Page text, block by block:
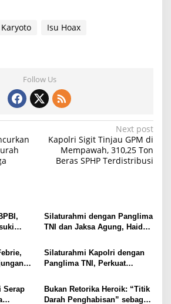
Isu Hoax
Follow Us
Next post
Kapolri Sigit Tinjau GPM di
Mempawah, 310,25 Ton
Beras SPHP Terdistribusi
Silaturahmi dengan Panglima
TNI dan Jaksa Agung, Haidar
Kapolri
Silaturahmi Kapolri dengan
Panglima TNI, Perkuat
Antar-Institusi
Serap
Bukan Retorika Heroik: “Titik
Darah Penghabisan” sebagai